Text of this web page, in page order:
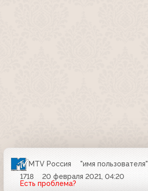
MTV Россия
"имя пользователя"
1718
20 февраля 2021, 04:20
Есть проблема?